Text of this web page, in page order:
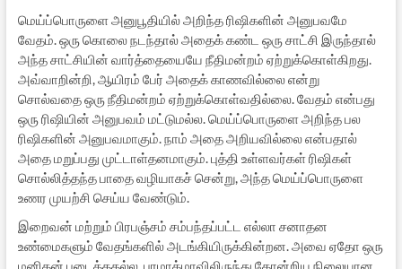
மெய்ப்பொருளை அனுபூதியில் அறிந்த ரிஷிகளின் அனுபவமே
வேதம். ஒரு கொலை நடந்தால் அதைக் கண்ட ஒரு சாட்சி இருந்தால்
அந்த சாட்சியின் வார்த்தையையே நீதிமன்றம் ஏற்றுக்கொள்கிறது.
அவ்வாறின்றி, ஆயிரம் பேர் அதைக் காணவில்லை என்று
சொல்வதை ஒரு நீதிமன்றம் ஏற்றுக்கொள்வதில்லை. வேதம் என்பது
ஒரு ரிஷியின் அனுபவம் மட்டுமல்ல. மெய்ப்பொருளை அறிந்த பல
ரிஷிகளின் அனுபவமாகும். நாம் அதை அறியவில்லை என்பதால்
அதை மறுப்பது முட்டாள்தனமாகும். புத்தி உள்ளவர்கள் ரிஷிகள்
சொல்லித்தந்த பாதை வழியாகச் சென்று, அந்த மெய்ப்பொருளை
உணர முயற்சி செய்ய வேண்டும்.
இறைவன் மற்றும் பிரபஞ்சம் சம்பந்தப்பட்ட எல்லா சனாதன
உண்மைகளும் வேதங்களில் அடங்கியிருக்கின்றன. அவை ஏதோ ஒரு
மனிதன் படைத்ததல்ல. பரமாத்மாவிலிருந்து தோன்றிய நிலையான